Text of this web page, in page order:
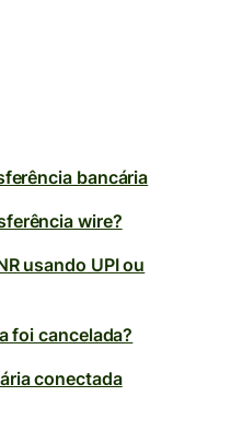
bancária
wire?
usando UPI ou
foi cancelada?
conectada